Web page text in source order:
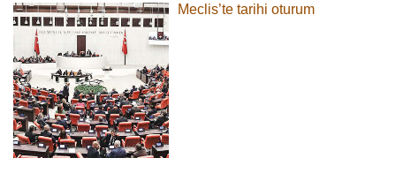
Meclis’te tarihi oturum